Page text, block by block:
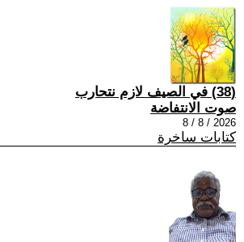
(38) في الصيف لازم نتحارب
صوت الانتفاضة
2026 / 8 / 8
كتابات ساخرة